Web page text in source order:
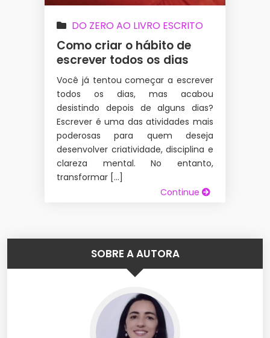
DO ZERO AO LIVRO ESCRITO
Como criar o hábito de
escrever todos os dias
Você já tentou começar a escrever
todos os dias, mas acabou
desistindo depois de alguns dias?
Escrever é uma das atividades mais
poderosas para quem deseja
desenvolver criatividade, disciplina e
clareza mental. No entanto,
transformar […]
Continue
SOBRE A AUTORA